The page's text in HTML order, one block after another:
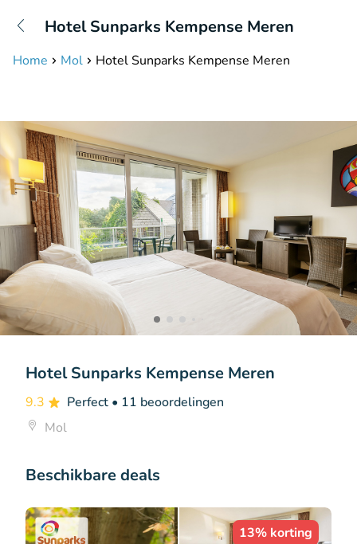
Bereikbaar tot 23:00 uur
Hotel Sunparks Kempense Meren
Home Mol Hotel Sunparks Kempense Meren
Hotel Sunparks Kempense Meren
9.3 Perfect • 11 beoordelingen
Mol
Beschikbare deals
13% korting